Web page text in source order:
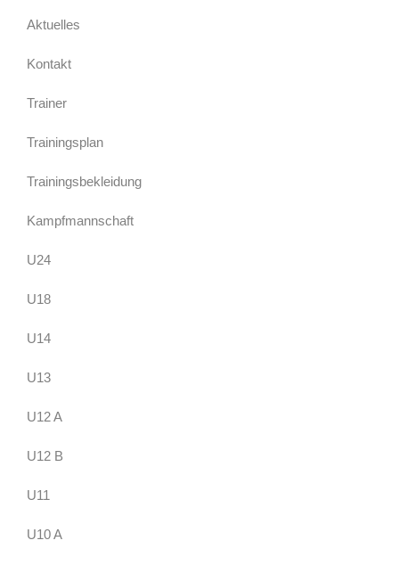
Aktuelles
Kontakt
Trainer
Trainingsplan
Trainingsbekleidung
Kampfmannschaft
U24
U18
U14
U13
U12 A
U12 B
U11
U10 A